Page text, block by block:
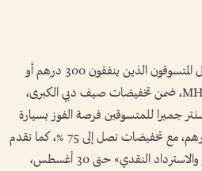
وفي دبي فستيفال سيتي مول يحصل المتسوقون الذين ينفقون 300 درهم أو
أكثر على فرصة للفوز بمركبة MHERO، ضمن تخفيضات صيف دبي الكبرى،
جميرا للمتسوقين فرصة الفوز بسيارة
كاديلاك ليريك عند إنفاق 200 درهم، مع تخفيضات تصل إلى 75 %، كما تقدم
ماجد الفطيم عرض «مليونير شير والاسترداد النقدي» حتى 30 أغسطس،